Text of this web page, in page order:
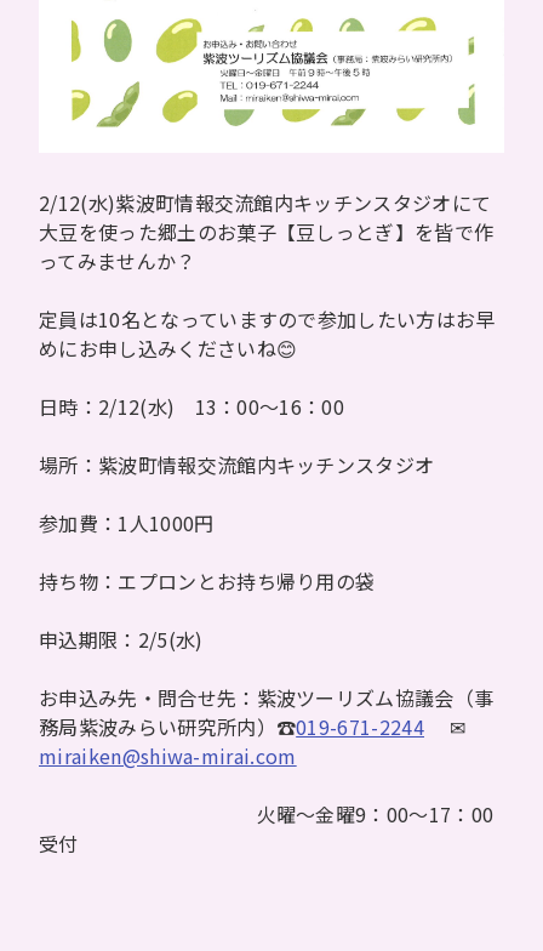
2/12(水)紫波町情報交流館内キッチンスタジオにて
大豆を使った郷土のお菓子【豆しっとぎ】を皆で作
ってみませんか？
定員は10名となっていますので参加したい方はお早
めにお申し込みくださいね😊
日時：2/12(水) 13：00～16：00
場所：紫波町情報交流館内キッチンスタジオ
参加費：1人1000円
持ち物：エプロンとお持ち帰り用の袋
申込期限：2/5(水)
お申込み先・問合せ先：紫波ツーリズム協議会（事
務局紫波みらい研究所内）☎019-671-2244 ✉
miraiken@shiwa-mirai.com
火曜～金曜9：00～17：00
受付